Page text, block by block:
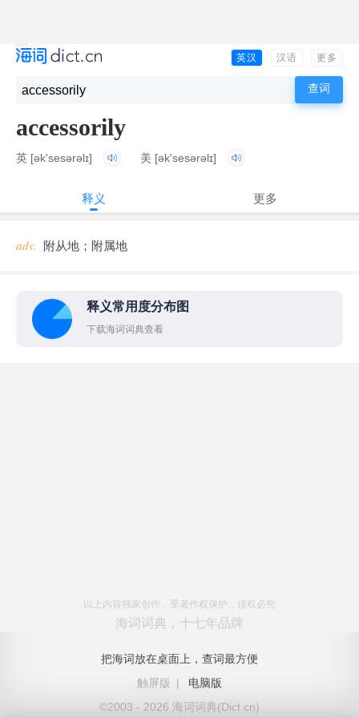
英汉 汉语 更多
accessorily
英 [ək'sesərəlɪ] 美 [ək'sesərəlɪ]
释义 更多
adv. 附从地；附属地
释义常用度分布图
下载海词词典查看
以上内容独家创作，受著作权保护，侵权必究
海词词典，十七年品牌
把海词放在桌面上，查词最方便
触屏版
|
电脑版
©2003 - 2026 海词词典(Dict.cn)